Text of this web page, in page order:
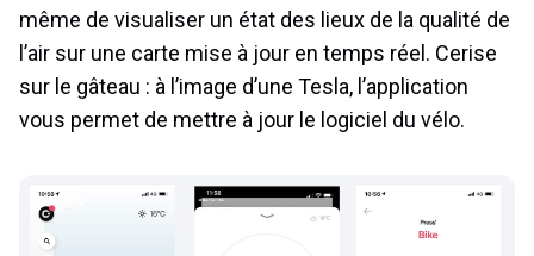
même de visualiser un état des lieux de la qualité de
l’air sur une carte mise à jour en temps réel. Cerise
sur le gâteau : à l’image d’une Tesla, l’application
vous permet de mettre à jour le logiciel du vélo.